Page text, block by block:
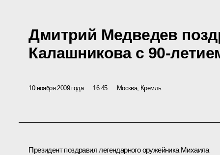
Дмитрий Медведев
Калашникова с 90-
10 ноября 2009 года 16:45 Москва, Кремль
Президент поздравил легендарного оружейника Михаила